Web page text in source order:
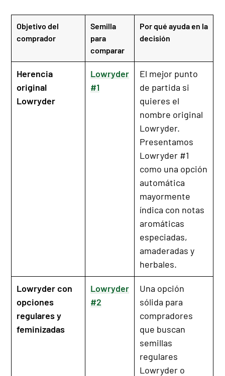
Objetivo del
comprador
Semilla
para
comparar
Por qué ayuda en la
decisión
Herencia
original
Lowryder
Lowryder
#1
El mejor punto
de partida si
quieres el
nombre original
Lowryder.
Presentamos
Lowryder #1
como una opción
automática
mayormente
índica con notas
aromáticas
especiadas,
amaderadas y
herbales.
Lowryder con
opciones
regulares y
feminizadas
Lowryder
#2
Una opción
sólida para
compradores
que buscan
semillas
regulares
Lowryder o